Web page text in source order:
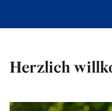
Herzlich